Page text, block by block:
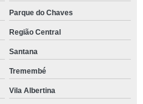
Parque do Chaves
Região Central
Santana
Tremembé
Vila Albertina